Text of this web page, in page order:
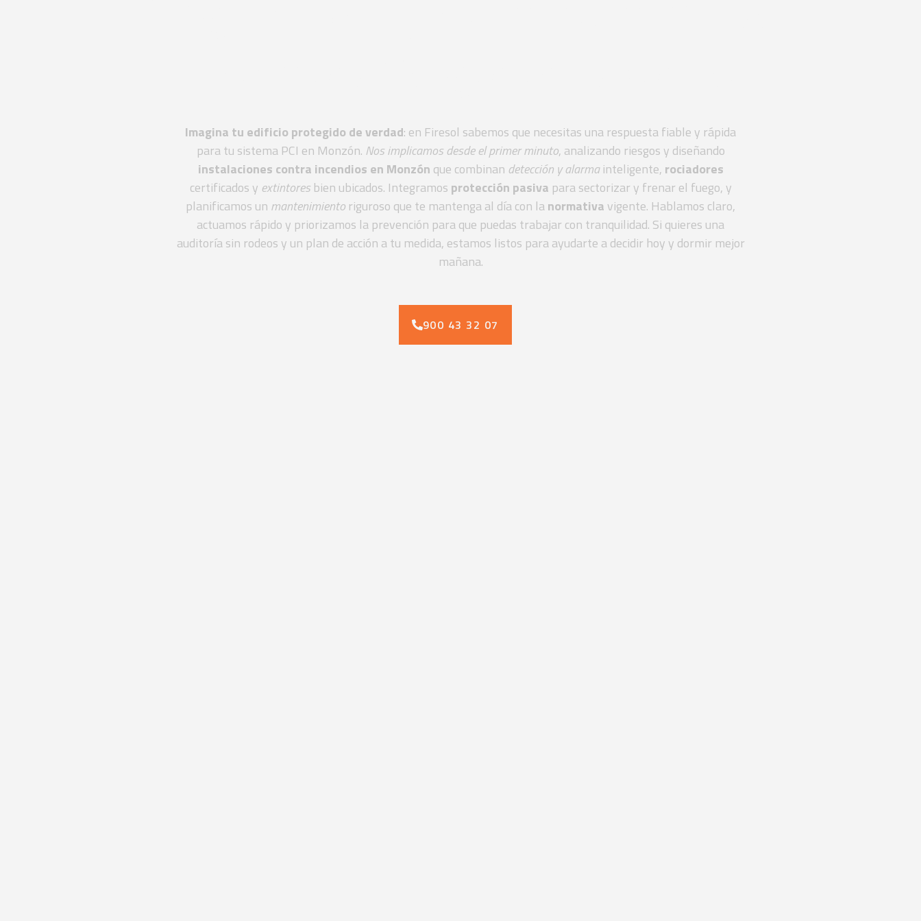
Imagina tu edificio protegido de verdad: en Firesol sabemos que necesitas una respuesta fiable y rápida
para tu sistema PCI en Monzón. Nos implicamos desde el primer minuto, analizando riesgos y diseñando
instalaciones contra incendios en Monzón que combinan detección y alarmainteligente, rociadores
certificados y extintoresbien ubicados. Integramos protección pasiva para sectorizar y frenar el fuego, y
planificamos un mantenimiento riguroso que te mantenga al día con lanormativa vigente. Hablamos claro,
actuamos rápido y priorizamos la prevención para que puedas trabajar con tranquilidad. Si quieres una
auditoría sin rodeos y un plan de acción a tu medida, estamos listos para ayudarte a decidir hoy y dormir mejor
mañana.
900 43 32 07